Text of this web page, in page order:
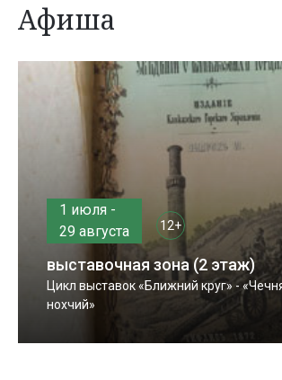
Афиша
1 июля -
29 августа
12+
выставочная зона (2 этаж)
Цикл выставок «Ближний круг» -
нохчий»